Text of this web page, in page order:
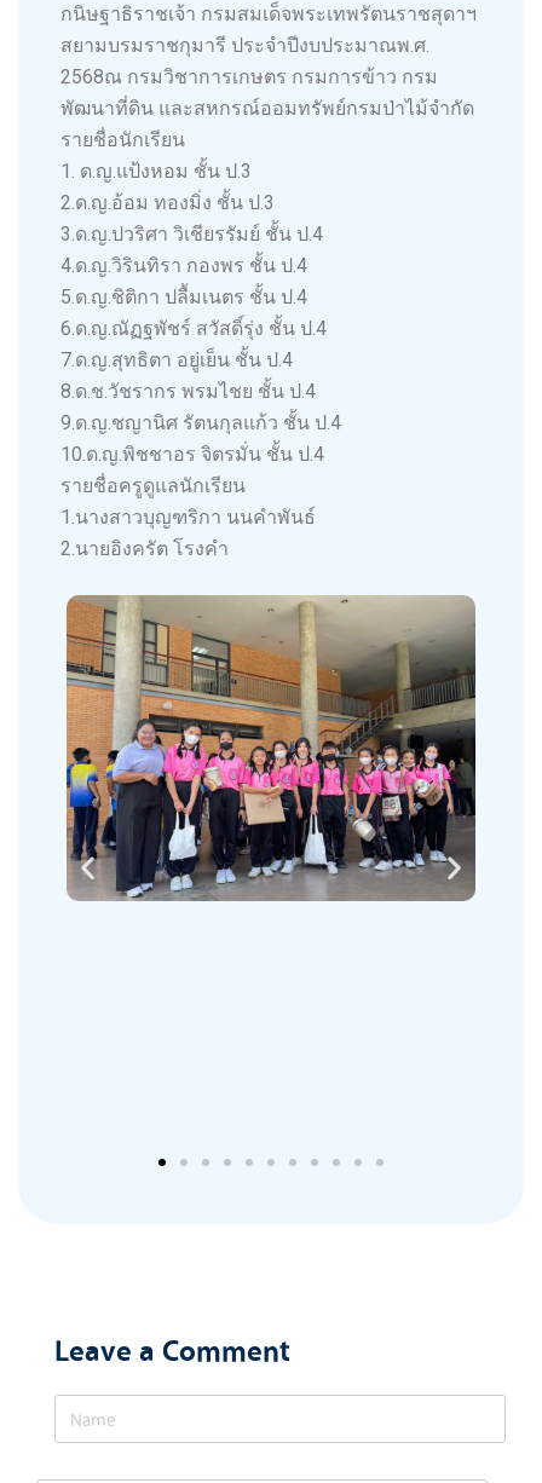
กนิษฐาธิราชเจ้า กรมสมเด็จพระเทพรัตนราชสุดาฯ
สยามบรมราชกุมารี ประจำปีงบประมาณพ.ศ.
2568ณ กรมวิชาการเกษตร กรมการข้าว กรม
พัฒนาที่ดิน และสหกรณ์ออมทรัพย์กรมป่าไม้จำกัด
รายชื่อนักเรียน
1. ด.ญ.แป้งหอม ชั้น ป.3
2.ด.ญ.อ้อม ทองมิ่ง ชั้น ป.3
3.ด.ญ.ปวริศา วิเชียรรัมย์ ชั้น ป.4
4.ด.ญ.วิรินทิรา กองพร ชั้น ป.4
5.ด.ญ.ชิติกา ปลื้มเนตร ชั้น ป.4
6.ด.ญ.ณัฏฐพัชร์ สวัสดิ์รุ่ง ชั้น ป.4
7.ด.ญ.สุทธิตา อยู่เย็น ชั้น ป.4
8.ด.ช.วัชรากร พรมไชย ชั้น ป.4
9.ด.ญ.ชญานิศ รัตนกุลแก้ว ชั้น ป.4
10.ด.ญ.พิชชาอร จิตรมั่น ชั้น ป.4
รายชื่อครูดูแลนักเรียน
1.นางสาวบุญฑริกา นนคำพันธ์
2.นายอิงครัต โรงคำ
Leave a Comment